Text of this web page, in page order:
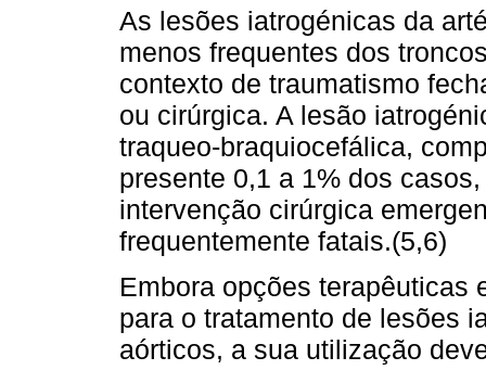
As lesões iatrogénicas da
menos frequentes dos
contexto de traumatismo
ou cirúrgica. A lesão
traqueo­-braquiocefálica,
presente 0,1 a 1% dos
intervenção cirúrgica
frequentemente fatais.(5,6)
Embora opções terapêuticas
para o tratamento de lesões
aórticos, a sua utilização